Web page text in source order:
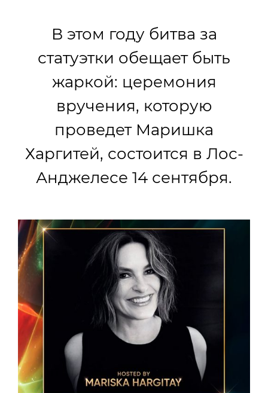
В этом году битва за
статуэтки обещает быть
жаркой: церемония
вручения, которую
проведет Маришка
Харгитей, состоится в Лос-
Анджелесе 14 сентября.